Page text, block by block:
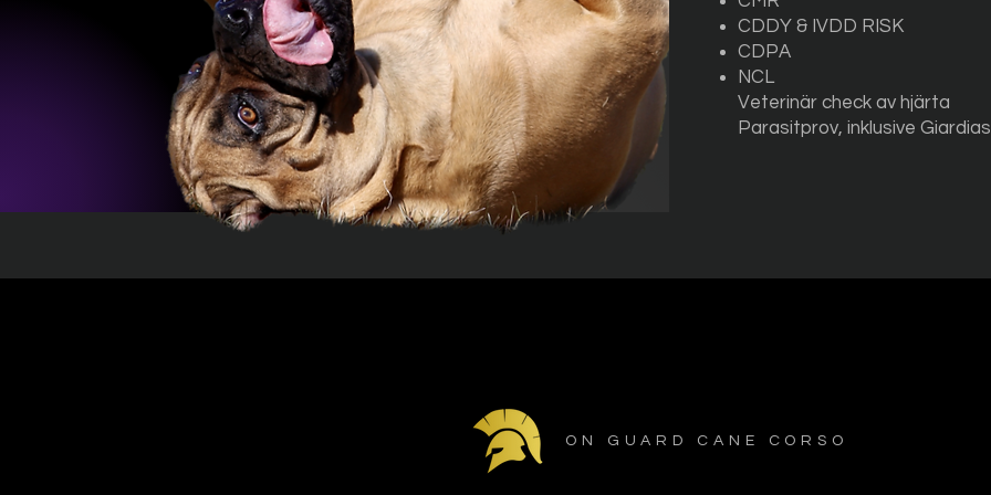
CDDY & IVDD RISK
CDPA
NCL
Veterinär check av hjärta
Parasitprov, inklusive
ON GUARD CANE CORSO